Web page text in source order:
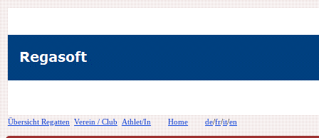
Übersicht Regatten Verein / Club Athlet/In Home de/fr/it/en